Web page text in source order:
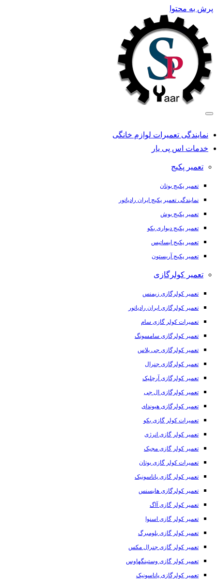
پرش به محتوا
نمایندگی تعمیرات لوازم خانگی
خدمات اس پی یار
تعمیر پکیج
تعمیر پکیج بوتان
نمایندگی تعمیر پکیج ایران رادیاتور
تعمیر پکیج بوش
تعمیر پکیج دیواری بکو
تعمیر پکیج ایساتیس
تعمیر پکیج آریستون
تعمیر کولرگازی
تعمیر کولرگازی زیمنس
تعمیر کولرگازی ایران رادیاتور
تعمیرات کولر گازی سام
تعمیر کولرگازی سامسونگ
تعمیر کولرگازی جی پلاس
تعمیر کولرگازی جنرال
تعمیر کولرگازی آرچلیک
تعمیر کولرگازی ال جی
تعمیر کولرگازی هیوندای
تعمیرات کولر گازی بکو
تعمیر کولر گازی انرژی
تعمیر کولر گازی مجیک
تعمیرات کولر گازی بوتان
تعمیر کولر گازی پاناسونیک
تعمیر کولرگازی هایسنس
تعمیر کولر گازی آاگ
تعمیر کولر گازی اسنوا
تعمیر کولر گازی بلومبرگ
تعمیر کولر گازی جنرال مکس
تعمیر کولر گازی وستینگهاوس
تعمیر کولرگازی پاناسونیک